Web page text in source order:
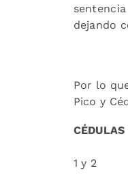
dejando
Por lo
Pico y
1 y 2